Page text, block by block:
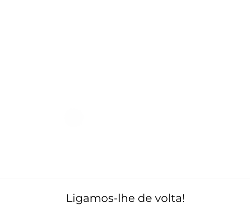
Ligamos-lhe de volta!